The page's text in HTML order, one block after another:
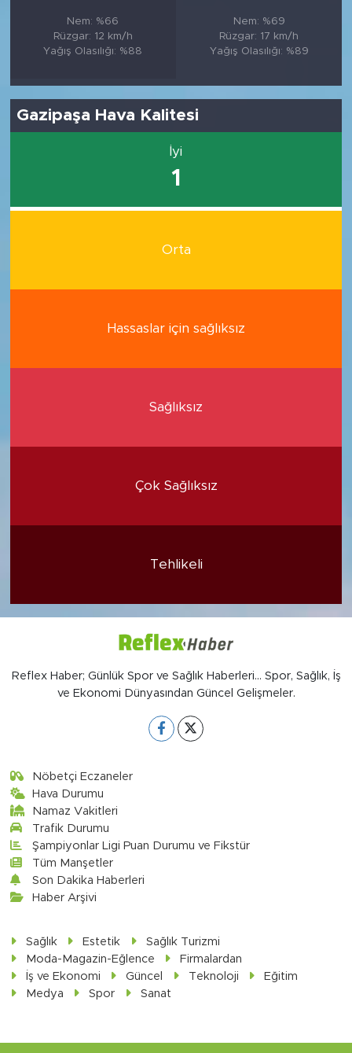
Nem: %66
Rüzgar: 12 km/h
Yağış Olasılığı: %88
Nem: %69
Rüzgar: 17 km/h
Yağış Olasılığı: %89
Gazipaşa Hava Kalitesi
İyi
1
Orta
Hassaslar için sağlıksız
Sağlıksız
Çok Sağlıksız
Tehlikeli
Reflex Haber; Günlük Spor ve Sağlık Haberleri... Spor, Sağlık, İş
ve Ekonomi Dünyasından Güncel Gelişmeler.
Nöbetçi Eczaneler
Hava Durumu
Namaz Vakitleri
Trafik Durumu
Şampiyonlar Ligi Puan Durumu ve Fikstür
Tüm Manşetler
Son Dakika Haberleri
Haber Arşivi
Sağlık Estetik
Sağlık Turizmi
Moda-Magazin-Eğlence
Firmalardan
İş ve Ekonomi
Güncel Teknoloji
Eğitim
Medya
Spor Sanat